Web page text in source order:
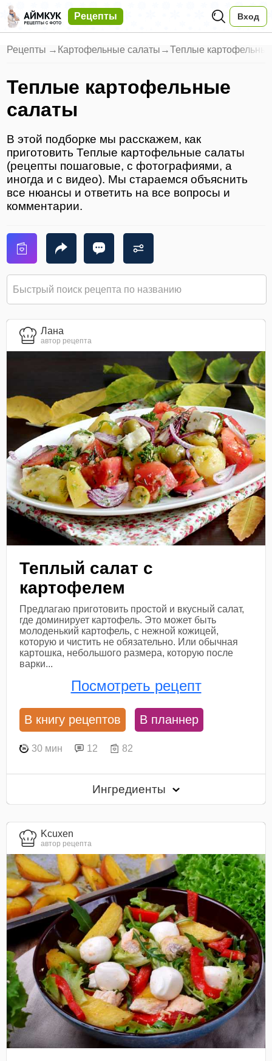
Рецепты Вход
Рецепты → Картофельные салаты →Теплые
Теплые картофельные
салаты
В этой подборке мы расскажем, как
приготовить Теплые картофельные салаты
(рецепты пошаговые, с фотографиями, а
иногда и с видео). Мы стараемся объяснить
все нюансы и ответить на все вопросы и
комментарии.
Лана
автор рецепта
Теплый салат с
картофелем
Предлагаю приготовить простой и вкусный салат,
где доминирует картофель. Это может быть
молоденький картофель, с нежной кожицей,
которую и чистить не обязательно. Или обычная
картошка, небольшого размера, которую после
варки...
Посмотреть рецепт
В книгу рецептов В планнер
30 мин 12 82
Ингредиенты
Kcuxen
автор рецепта